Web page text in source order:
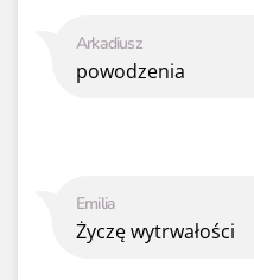
Emilia
Życzę wytrwałości
Arkadiusz
powodzenia